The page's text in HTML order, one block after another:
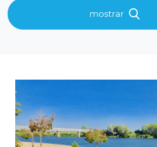
mostrar